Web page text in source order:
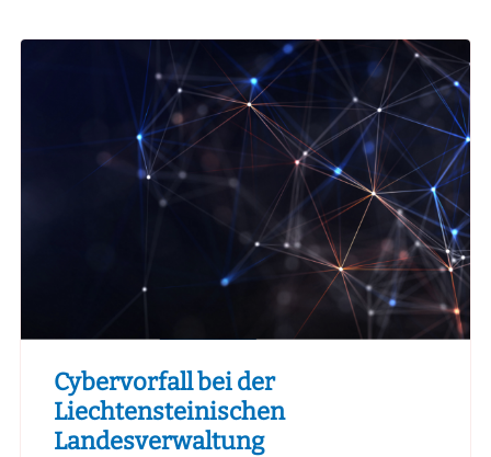
Cybervorfall bei der
Liechtensteinischen
Landesverwaltung